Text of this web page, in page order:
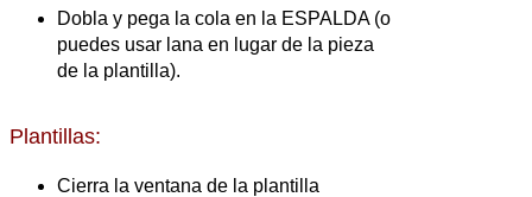
Dobla y pega la cola en la ESPALDA (o
puedes usar lana en lugar de la pieza
de la plantilla).
Plantillas:
Cierra la ventana de la plantilla